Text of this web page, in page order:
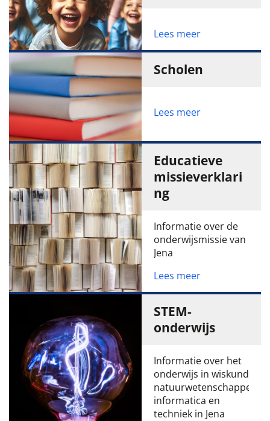
Lees meer
Scholen
Lees meer
Educatieve
missieverklari
ng
Informatie over de
onderwijsmissie van
Jena
Lees meer
STEM-
onderwijs
Informatie over het
onderwijs in wiskunde,
natuurwetenschappen,
informatica en
techniek in Jena